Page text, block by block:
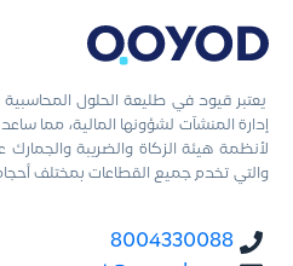
يعتبر قيود في طليعة الحلول
إدارة المنشآت لشؤونها المالية، مما
لأنظمة هيئة الزكاة والضريبة
والتي تخدم جميع القطاعات بمختلف
8004330088